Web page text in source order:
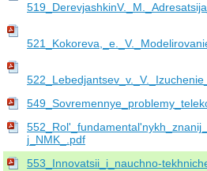
j_NMK_.pdf
553_Innovatsii_i_nauchno-